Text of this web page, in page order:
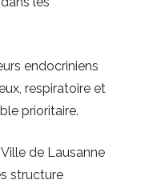
endocriniens
respiratoire et
prioritaire.
de Lausanne
structure